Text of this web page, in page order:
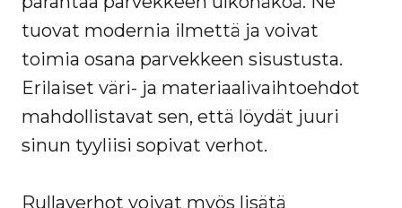
tuovat modernia ilmettä ja voivat
toimia osana parvekkeen sisustusta.
Erilaiset väri- ja materiaalivaihtoehdot
mahdollistavat sen, että löydät juuri
sinun tyyliisi sopivat verhot.
Rullaverhot voivat myös lisätä